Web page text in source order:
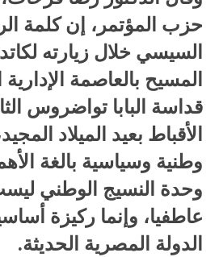
حزب المؤتمر، إن كلمة
السيسي خلال زيارته
المسيح بالعاصمة الإدارية
قداسة البابا تواضروس
الأقباط بعيد الميلاد
وطنية وسياسية بالغة
وحدة النسيج الوطني
عاطفيا، وإنما ركيزة
الدولة المصرية الحديثة.